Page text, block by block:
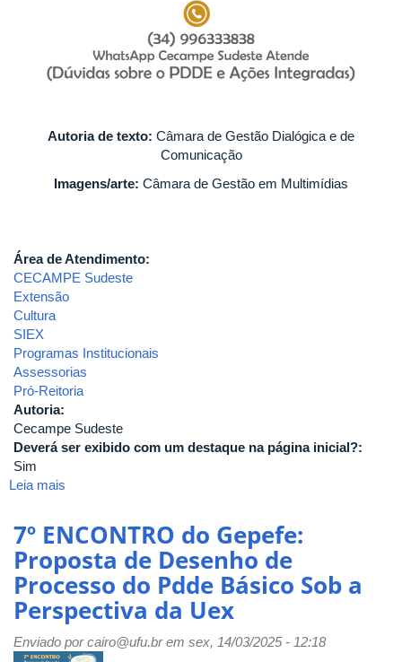
Autoria de texto: Câmara de Gestão Dialógica e de
Comunicação
Imagens/arte: Câmara de Gestão em Multimídias
Área de Atendimento:
CECAMPE Sudeste
Extensão
Cultura
SIEX
Programas Institucionais
Assessorias
Pró-Reitoria
Autoria:
Cecampe Sudeste
Deverá ser exibido com um destaque na página inicial?:
Sim
Leia mais
em
Evidências:
BI
como
plataforma
apoio
7º ENCONTRO do Gepefe:
Proposta de Desenho de
Processo do Pdde Básico Sob a
Perspectiva da Uex
Enviado porcairo@ufu.brem sex, 14/03/2025 - 12:18